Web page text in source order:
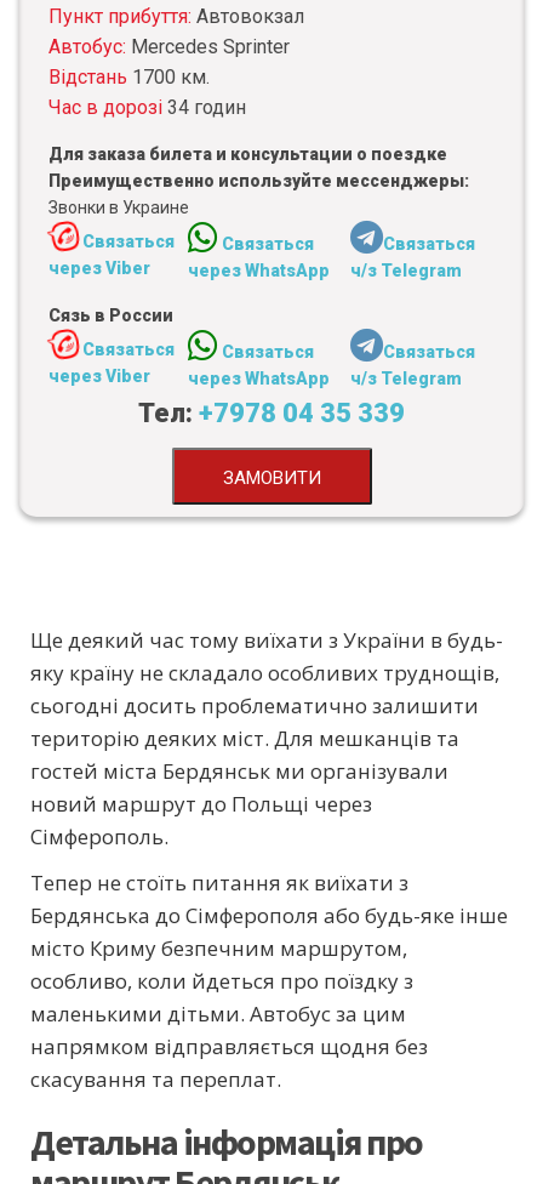
Пункт прибуття: Автовокзал
Автобус: Mercedes Sprinter
Відстань 1700 км.
Час в дорозі 34 годин
Для заказа билета и консультации о поездке
Преимущественно используйте мессенджеры:
Звонки в Украине
Связаться
через Viber
Связаться
через WhatsApp
Связаться
ч/з Telegram
Сязь в России
Связаться
через Viber
Связаться
через WhatsApp
Связаться
ч/з Telegram
Тел: +7978 04 35 339
ЗАМОВИТИ
Ще деякий час тому виїхати з України в будь-
яку країну не складало особливих труднощів,
сьогодні досить проблематично залишити
територію деяких міст. Для мешканців та
гостей міста Бердянськ ми організували
новий маршрут до Польщі через
Сімферополь.
Тепер не стоїть питання як виїхати з
Бердянська до Сімферополя або будь-яке інше
місто Криму безпечним маршрутом,
особливо, коли йдеться про поїздку з
маленькими дітьми. Автобус за цим
напрямком відправляється щодня без
скасування та переплат.
Детальна інформація про